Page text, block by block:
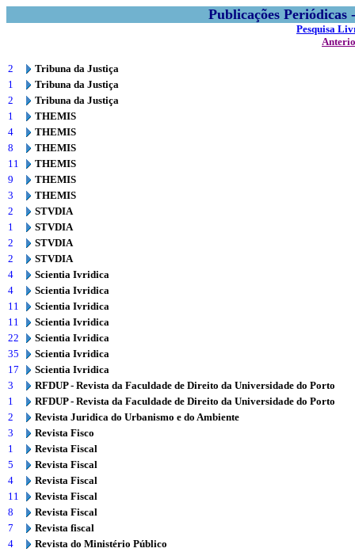
Publicações
Pesquisa
2
Tribuna da Justiça
1
Tribuna da Justiça
2
Tribuna da Justiça
1
THEMIS
4
THEMIS
8
THEMIS
11
THEMIS
9
THEMIS
3
THEMIS
2
STVDIA
1
STVDIA
2
STVDIA
2
STVDIA
4
Scientia Ivridica
4
Scientia Ivridica
11
Scientia Ivridica
11
Scientia Ivridica
22
Scientia Ivridica
35
Scientia Ivridica
17
Scientia Ivridica
3
RFDUP - Revista da Faculdade de Direito da Universidade do Porto
1
RFDUP - Revista da Faculdade de Direito da Universidade do Porto
2
Revista Juridica do Urbanismo e do Ambiente
3
Revista Fisco
1
Revista Fiscal
5
Revista Fiscal
4
Revista Fiscal
11
Revista Fiscal
8
Revista Fiscal
7
Revista fiscal
4
Revista do Ministério Público